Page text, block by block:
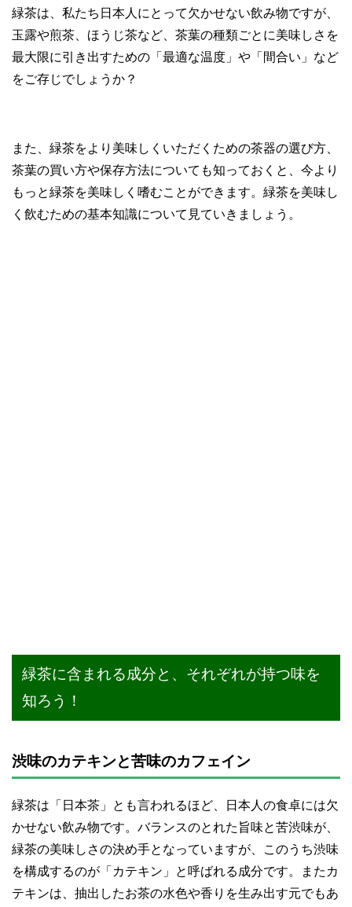
緑茶は、私たち日本人にとって欠かせない飲み物ですが、
玉露や煎茶、ほうじ茶など、茶葉の種類ごとに美味しさを
最大限に引き出すための「最適な温度」や「間合い」など
をご存じでしょうか？
また、緑茶をより美味しくいただくための茶器の選び方、
茶葉の買い方や保存方法についても知っておくと、今より
もっと緑茶を美味しく嗜むことができます。緑茶を美味し
く飲むための基本知識について見ていきましょう。
緑茶に含まれる成分と、それぞれが持つ味を
知ろう！
渋味のカテキンと苦味のカフェイン
緑茶は「日本茶」とも言われるほど、日本人の食卓には欠
かせない飲み物です。バランスのとれた旨味と苦渋味が、
緑茶の美味しさの決め手となっていますが、このうち渋味
を構成するのが「カテキン」と呼ばれる成分です。またカ
テキンは、抽出したお茶の水色や香りを生み出す元でもあ